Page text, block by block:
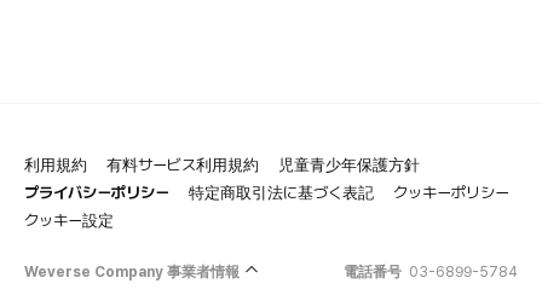
利用規約 有料サービス利用規約
児童青少年保護方針
プライバシーポリシー
特定商取引法に基づく表記
クッキーポリシー
クッキー設定
Weverse Company 事業者情報 電話番号 03-6899-5784